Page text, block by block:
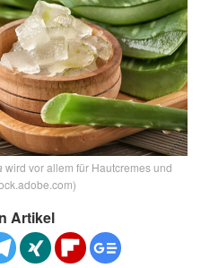
wird vor allem für Hautcremes und
Artikel